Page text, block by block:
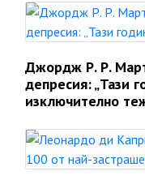
Джордж Р. Р.
депресия: „Тази
изключително